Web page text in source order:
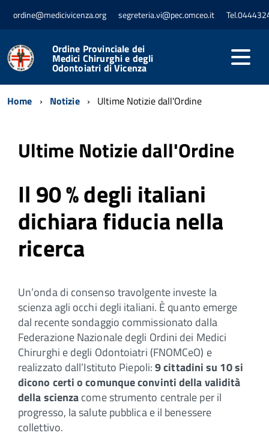
ordine@medicivicenza.org segreteria.vi@pec.omceo.it
Ordine Provinciale dei
Medici Chirurghi e degli
Odontoiatri di Vicenza
Home Notizie Ultime Notizie dall'Ordine
Ultime Notizie dall'Ordine
Il 90 % degli italiani
dichiara fiducia nella
ricerca
Un’onda di consenso travolgente investe la
scienza agli occhi degli italiani. È quanto emerge
dal recente sondaggio commissionato dalla
Federazione Nazionale degli Ordini dei Medici
Chirurghi e degli Odontoiatri (FNOMCeO) e
realizzato dall’Istituto Piepoli:9 cittadini su 10 si
dicono certi o comunque convinti della validità
della scienzacome strumento centrale per il
progresso, la salute pubblica e il benessere
collettivo.